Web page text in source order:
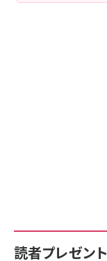
読者プレゼント